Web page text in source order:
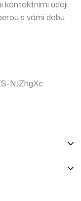
kontaktními údaji.
s vámi dobu
NJZhgXc